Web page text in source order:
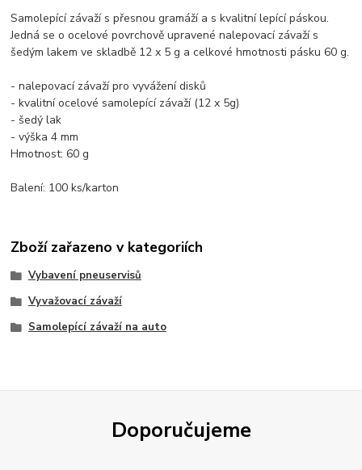
Samolepící závaží s přesnou gramáží a s kvalitní lepící páskou.
Jedná se o ocelové povrchově upravené nalepovací závaží s
šedým lakem ve skladbě 12 x 5 g a celkové hmotnosti pásku 60 g.
- nalepovací závaží pro vyvážení disků
- kvalitní ocelové samolepící závaží (12 x 5g)
- šedý lak
- výška 4 mm
Hmotnost: 60 g
Balení: 100 ks/karton
Zboží zařazeno v kategoriích
Vybavení pneuservisů
Vyvažovací závaží
Samolepící závaží na auto
Doporučujeme